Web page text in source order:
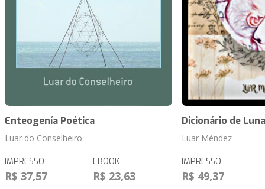
Enteogenía Poética
Luar do Conselheiro
IMPRESSO
R$ 37,57
EBOOK
R$ 23,63
Dicionário de Luna
Luar Méndez
IMPRESSO
R$ 49,37